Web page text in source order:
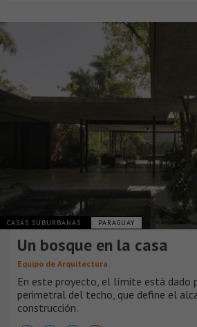
CASAS SUBURBANAS PARAGUAY
Un bosque en la casa
Equipo de Arquitectura
En este proyecto, el límite está dado
perimetral del techo, que define el
construcción.